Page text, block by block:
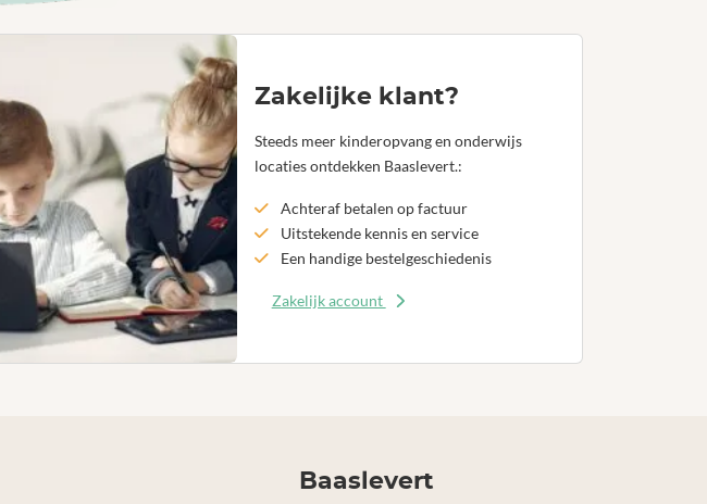
Zakelijke klant?
Steeds meer kinderopvang en onderwijs
locaties ontdekken Baaslevert.:
Achteraf betalen op factuur
Uitstekende kennis en service
Een handige bestelgeschiedenis
Zakelijk account
Baaslevert